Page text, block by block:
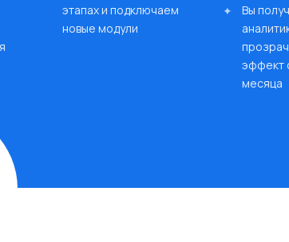
этапах и подключаем
новые модули
Вы
эффект
месяца